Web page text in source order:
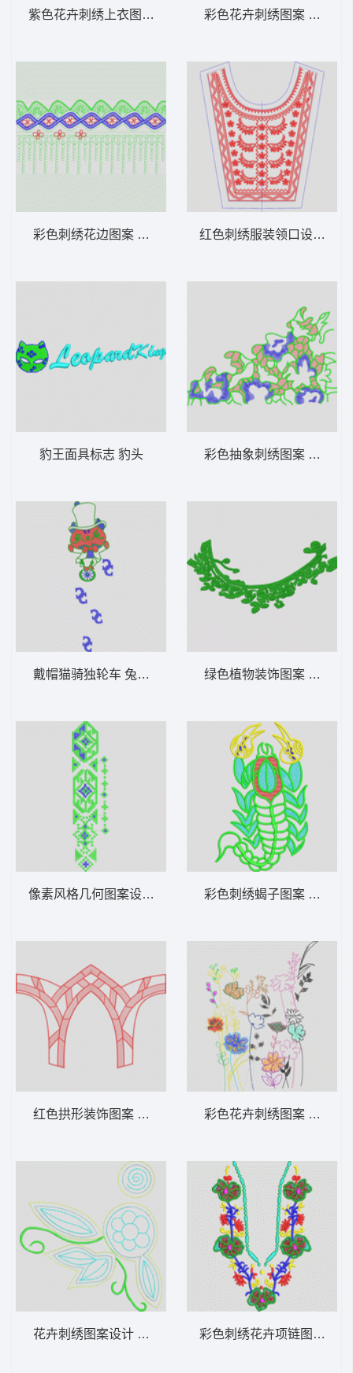
紫色花卉刺绣上衣图案 经典小花条点胸
彩色刺绣花边图案 抽象边条点圆
豹王面具标志 豹头
戴帽猫骑独轮车 兔子骑车卡通
像素风格几何图案设计图 十字绣条
红色拱形装饰图案 拱门
花卉刺绣图案设计 单针简单花贴布
彩色花卉刺绣图案 传统花
红色刺绣服装领口设计图
彩色抽象刺绣图案 网格包
绿色植物装饰图案 它它米
彩色刺绣蝎子图案 蝎子昆
彩色花卉刺绣图案 单针花
彩色刺绣花卉项链图案 经